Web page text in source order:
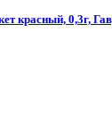
красный, 0,3г,